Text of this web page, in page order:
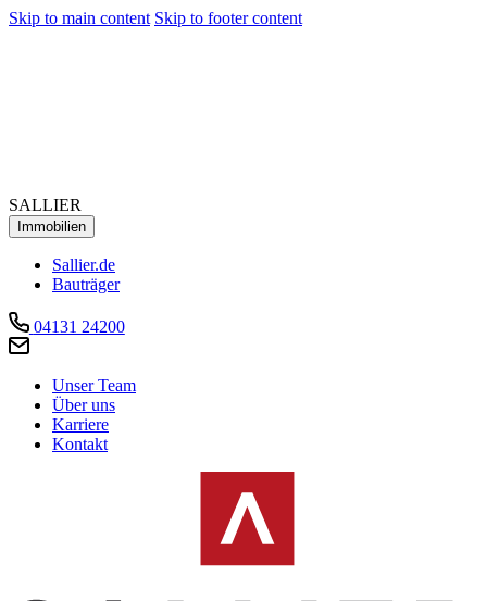
Skip to main content Skip to footer content
SALLIER
Immobilien
Sallier.de
Bauträger
04131 24200
Unser Team
Über uns
Karriere
Kontakt